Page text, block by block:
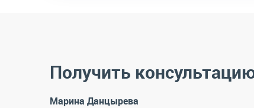
Получить
Марина Данцырева